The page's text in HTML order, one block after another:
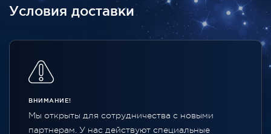
Условия доставки
ВНИМАНИЕ!
Мы открыты для сотрудничества с новыми
партнерам. У нас действуют специальные